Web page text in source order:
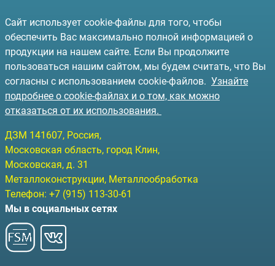
Сайт использует cookie-файлы для того, чтобы
обеспечить Вас максимально полной информацией о
продукции на нашем сайте. Если Вы продолжите
пользоваться нашим сайтом, мы будем считать, что Вы
согласны с использованием cookie-файлов. Узнайте
подробнее о cookie-файлах и о том, как можно
отказаться от их использования.
ДЗМ 141607, Россия,
Московская область, город Клин,
Московская, д. 31
Металлоконструкции, Металлообработка
Телефон: +7 (915) 113-30-61
Мы в социальных сетях